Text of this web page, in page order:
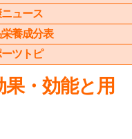
ュース
養成分表
ーツトピ
果・効能と用